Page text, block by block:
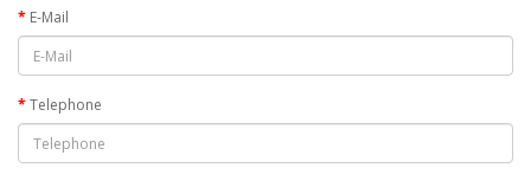
E-Mail
Telephone